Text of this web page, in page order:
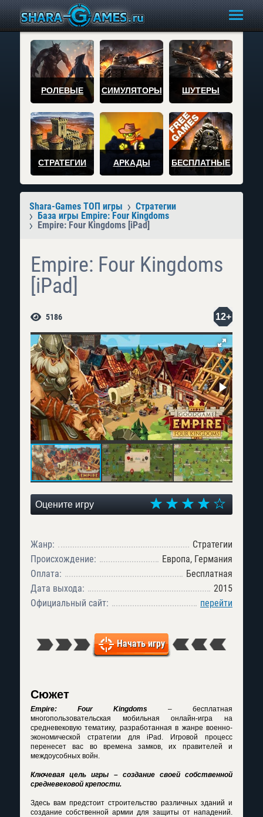
РОЛЕВЫЕ СИМУЛЯТОРЫ ШУТЕРЫ
СТРАТЕГИИ АРКАДЫ БЕСПЛАТНЫЕ
Shara-Games ТОП игры
Стратегии
База игры Empire: Four Kingdoms
Empire: Four Kingdoms [iPad]
Empire: Four Kingdoms
[iPad]
5186 12+
Оцените игру
Жанр:
Стратегии
Происхождение:
Европа, Германия
Оплата:
Бесплатная
Дата выхода:
2015
Официальный сайт:
перейти
Начать игру
Сюжет
Empire: Four Kingdoms – бесплатная
многопользовательская мобильная онлайн-игра на
средневековую тематику, разработанная в жанре военно-
экономической стратегии для iPad. Игровой процесс
перенесет вас во времена замков, их правителей и
междоусобных войн.
Ключевая цель игры – создание своей собственной
средневековой крепости.
Здесь вам предстоит строительство различных зданий и
создание собственной армии для защиты от нападений.